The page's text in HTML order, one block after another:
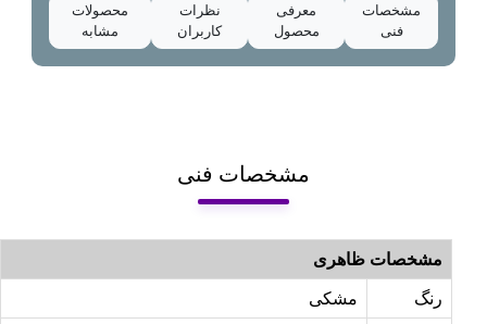
مشخصات
فنی
معرفی
محصول
نظرات
کاربران
محصولات
مشابه
مشخصات فنی
مشخصات ظاهری
رنگ مشکی